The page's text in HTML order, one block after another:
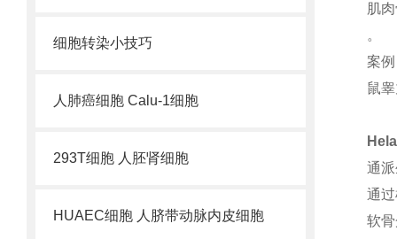
细胞转染小技巧
人肺癌细胞 Calu-1细胞
293T细胞 人胚肾细胞
HUAEC细胞 人脐带动脉内皮细胞
肌
。
案
鼠
通
通
软